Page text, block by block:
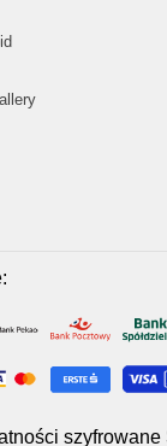
szyfrowane